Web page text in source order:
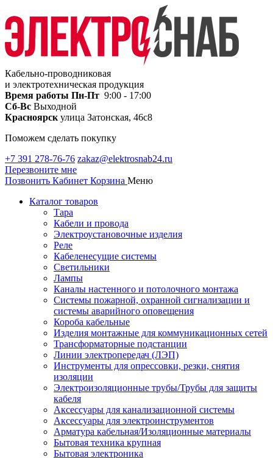
Кабельно-проводниковая
и электротехническая продукция
Время работы Пн-Пт 9:00 - 17:00
Сб-Вс Выходной
Красноярск улица Затонская, 46с8
Поможем сделать покупку
+7 391 278-76-76 zakaz@elektrosnab24.ru
Перезвоните мне
Позвонить Кабинет Корзина Меню
Каталог товаров
Тара
Кабели и провода
Электроустановочные изделия
Реле
Кабеленесущие системы
Светильники
Лампы
Каналы настенного и потолочного монтажа
Системы пожарной, охранной сигнализации и
системы аварийного оповещения
Короба кабельные
Изделия монтажные для коммуникационных сетей
Трансформаторные подстанции
Линии электропередач (ЛЭП)
Инструменты для опрессовки, резки, снятия
изоляции
Электроизоляционные трубы/Трубы для защиты
кабеля
Аксессуары для канализационной системы
Аксессуары для электроинструментов
Арматура кабельная/Изоляционные материалы
Бытовая техника крупная
Бытовая электроника